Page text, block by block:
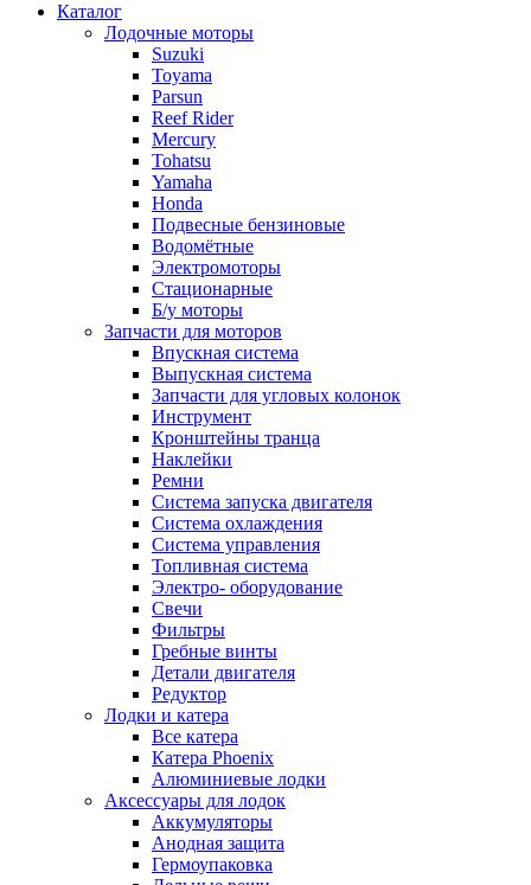
Каталог
Лодочные моторы
Suzuki
Toyama
Parsun
Reef Rider
Mercury
Tohatsu
Yamaha
Honda
Подвесные бензиновые
Водомётные
Электромоторы
Стационарные
Б/у моторы
Запчасти для моторов
Впускная система
Выпускная система
Запчасти для угловых колонок
Инструмент
Кронштейны транца
Наклейки
Ремни
Система запуска двигателя
Система охлаждения
Система управления
Топливная система
Электро- оборудование
Свечи
Фильтры
Гребные винты
Детали двигателя
Редуктор
Лодки и катера
Все катера
Катера Phoenix
Алюминиевые лодки
Аксессуары для лодок
Аккумуляторы
Анодная защита
Гермоупаковка